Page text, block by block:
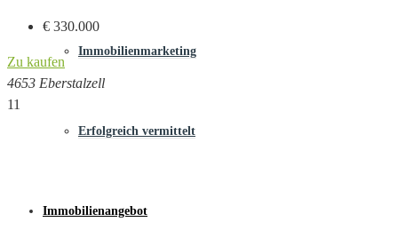
Immobilienmarketing
Erfolgreich vermittelt
Immobilienangebot
€ 330.000
Zu kaufen
4653 Eberstalzell
11